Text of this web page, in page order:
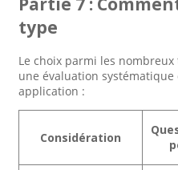
type
Le choix parmi les
une évaluation systématique
application :
Considération